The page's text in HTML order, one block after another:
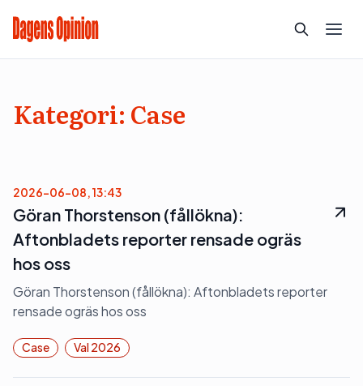
Kategori: Case
2026-06-08, 13:43
Göran Thorstenson (fållökna):
Aftonbladets reporter rensade ogräs
hos oss
Göran Thorstenson (fållökna): Aftonbladets reporter
rensade ogräs hos oss
Case Val 2026